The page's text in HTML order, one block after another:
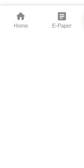
Home E-Paper